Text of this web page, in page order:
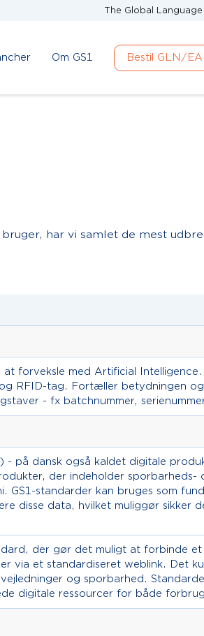
The Global
Om GS1 Bestil GLN/
har vi samlet de mest
forveksle med Artificial Intelligence.
RFID-tag. Fortæller betydningen
- fx batchnummer,
- på dansk også kaldet digitale
der indeholder
GS1-standarder kan bruges som
disse data, hvilket muliggør sikker
der gør det muligt at forbinde
via et standardiseret weblink. Det
og sporbarhed.
digitale ressourcer for både